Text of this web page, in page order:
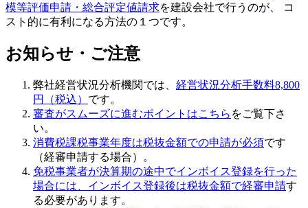
模等評価申請・総合評定値請求を建設会社で行うのが、 コ
スト的に有利になる方法の１つです。
お知らせ・ご注意
弊社経営状況分析機関では、 経営状況分析手数料8,800
円（税込） です。
審査がスムーズに進むポイントはこちら をご覧下さ
い。
消費税課税事業年度は税抜金額での申請が必須です
（経審申請する場合）。
免税事業者が決算期の途中でインボイス登録を行った
場合には、インボイス登録後は税抜金額で経審申請す
る必要があります。